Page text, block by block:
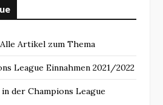
Artikel zum Thema
League Einnahmen 2021/2022
der Champions League